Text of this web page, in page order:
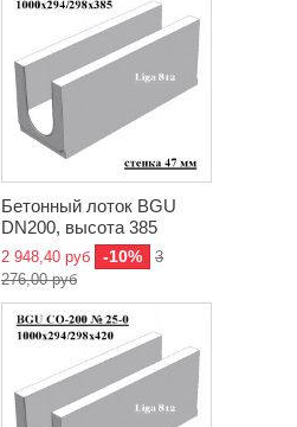
Бетонный лоток BGU
DN200, высота 385
2 948,40 руб -10%
3
276,00 руб